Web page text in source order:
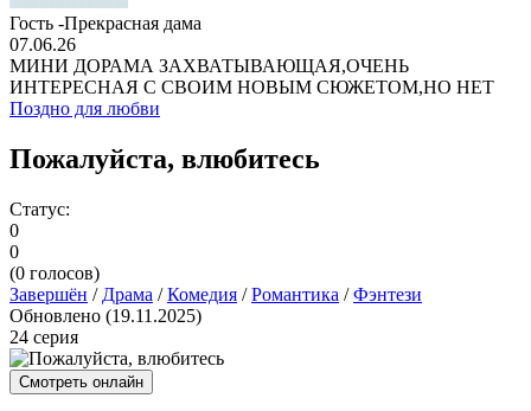
Гость -Прекрасная дама
07.06.26
МИНИ ДОРАМА ЗАХВАТЫВАЮЩАЯ,ОЧЕНЬ
ИНТЕРЕСНАЯ С СВОИМ НОВЫМ СЮЖЕТОМ,НО НЕТ
Поздно для любви
Пожалуйста, влюбитесь
Статус:
0
0
(0 голосов)
Завершён / Драма /Комедия /Романтика /Фэнтези
Обновлено (19.11.2025)
24 серия
Смотреть онлайн